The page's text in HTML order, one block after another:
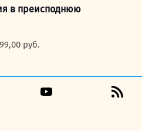
в преисподнюю
руб.